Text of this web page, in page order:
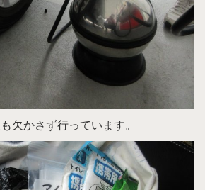
欠かさず行っています。